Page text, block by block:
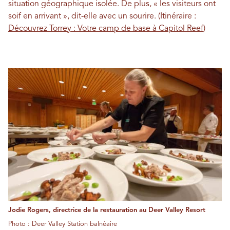
situation géographique isolée. De plus, « les visiteurs ont
soif en arrivant », dit-elle avec un sourire. (Itinéraire :
Découvrez Torrey : Votre camp de base à Capitol Reef)
Jodie Rogers, directrice de la restauration au Deer Valley Resort
Photo : Deer Valley Station balnéaire